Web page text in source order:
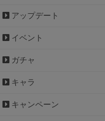
アップデート
イベント
ガチャ
キャラ
キャンペーン